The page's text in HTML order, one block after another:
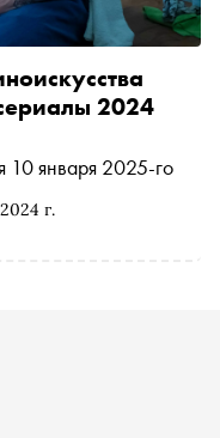
г.
2024
10 января 2025-го